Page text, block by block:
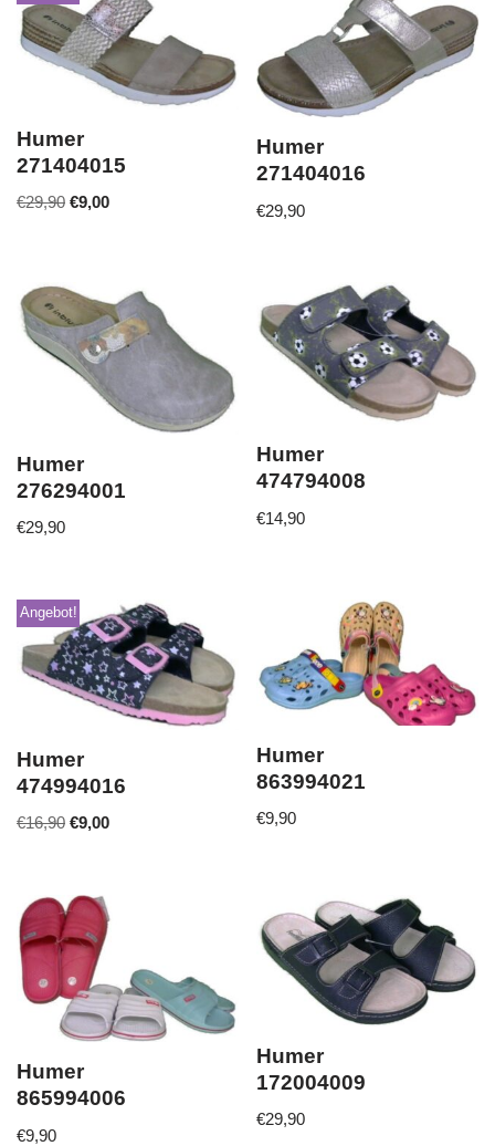
Humer
271404015
€29,90 €9,00
Humer
271404016
€29,90
Humer
276294001
€29,90
Humer
474794008
€14,90
Angebot!
Humer
474994016
€16,90 €9,00
Humer
863994021
€9,90
Humer
865994006
€9,90
Humer
172004009
€29,90